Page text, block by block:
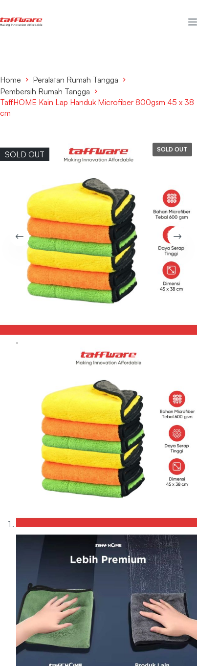
Home
Peralatan Rumah Tangga
Pembersih Rumah Tangga
TaffHOME Kain Lap Handuk Microfiber 800gsm 45 x 38
cm
SOLD OUT
SOLD OUT